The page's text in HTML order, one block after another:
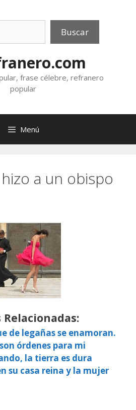
Buscar
frase célebre, refranero
popular
Menú
a un obispo
de legañas se enamoran.
órdenes para mi
la tierra es dura
su casa reina y la mujer